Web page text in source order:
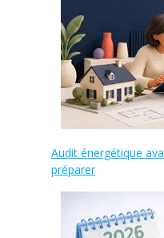
Audit énergétique
préparer